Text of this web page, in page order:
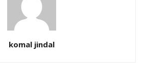
komal jindal